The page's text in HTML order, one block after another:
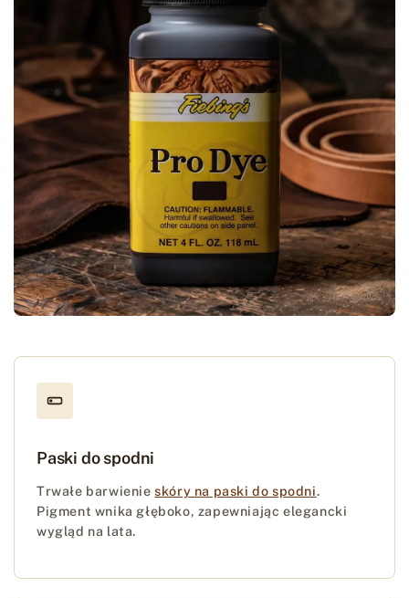
Paski do spodni
Trwałe barwienieskóry na paski do spodni.
Pigment wnika głęboko, zapewniając elegancki
wygląd na lata.